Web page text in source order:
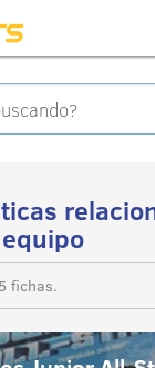
fichas.